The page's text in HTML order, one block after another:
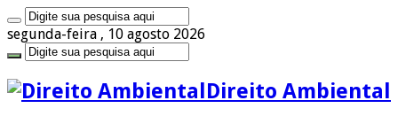
segunda-feira , 10 agosto 2026
Direito Ambiental